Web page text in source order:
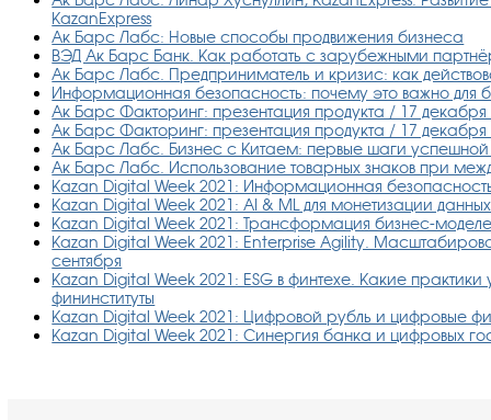
KazanExpress
Ак Барс Лабс: Новые способы продвижения бизнеса
ВЭД Ак Барс Банк. Как работать с зарубежными
Ак Барс Лабс. Предприниматель и кризис: как
Информационная безопасность: почему это важно для
Ак Барс Факторинг: презентация продукта / 17 декабря
Ак Барс Факторинг: презентация продукта / 17 декабря
Ак Барс Лабс. Бизнес с Китаем: первые шаги успешной
Ак Барс Лабс. Использование товарных знаков при
Kazan Digital Week 2021: Информационная
Kazan Digital Week 2021: AI & ML для монетизации
Kazan Digital Week 2021: Трансформация бизнес-
Kazan Digital Week 2021: Enterprise Agility.
сентября
Kazan Digital Week 2021: ESG в финтехе. Какие практики
фининституты
Kazan Digital Week 2021: Цифровой рубль и цифровые
Kazan Digital Week 2021: Синергия банка и цифровых